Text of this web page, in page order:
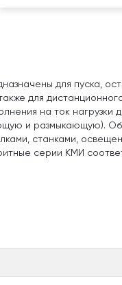
для пуска,
для
на ток нагрузки
и размыкающую).
станками,
серии КМИ